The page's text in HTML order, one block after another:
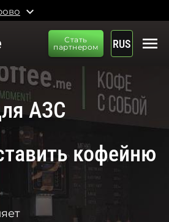
expand_more
Стать
партнером
RUS menu
АЗС
кофейню